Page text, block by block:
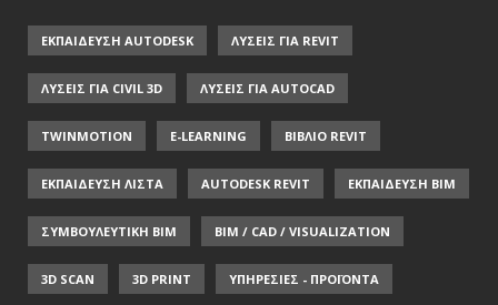
ΕΚΠΑΙΔΕΥΣΗ AUTODESK ΛΥΣΕΙΣ ΓΙΑ REVIT
ΛΥΣΕΙΣ ΓΙΑ CIVIL 3D ΛΥΣΕΙΣ ΓΙΑ AUTOCAD
TWINMOTION E-LEARNING ΒΙΒΛΙΟ REVIT
ΕΚΠΑΙΔΕΥΣΗ ΛΙΣΤΑ AUTODESK REVIT ΕΚΠΑΙΔΕΥΣΗ ΒΙΜ
ΣΥΜΒΟΥΛΕΥΤΙΚΗ ΒΙΜ BIM / CAD / VISUALIZATION
3D SCAN 3D PRINT ΥΠΗΡΕΣΙΕΣ - ΠΡΟΪΟΝΤΑ